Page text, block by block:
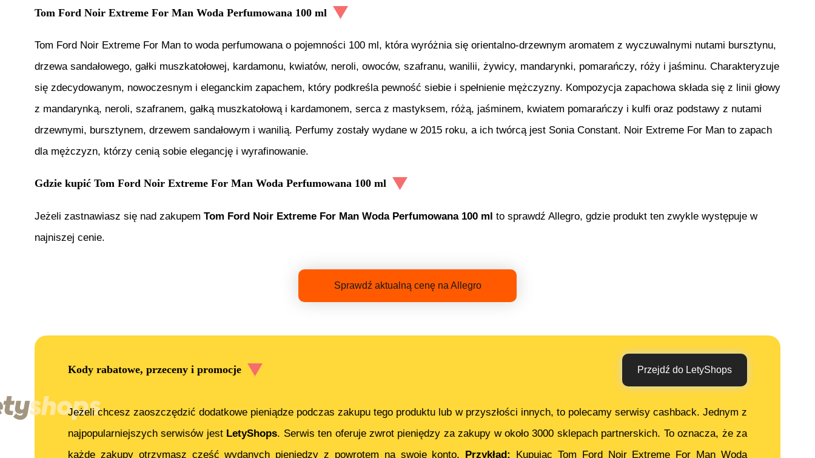
Tom Ford Noir Extreme For Man Woda Perfumowana 100 ml
Tom Ford Noir Extreme For Man to woda perfumowana o pojemności 100 ml, która wyróżnia się orientalno-drzewnym aromatem z wyczuwalnymi nutami bursztynu,
drzewa sandałowego, gałki muszkatołowej, kardamonu, kwiatów, neroli, owoców, szafranu, wanilii, żywicy, mandarynki, pomarańczy, róży i jaśminu. Charakteryzuje
się zdecydowanym, nowoczesnym i eleganckim zapachem, który podkreśla pewność siebie i spełnienie mężczyzny. Kompozycja zapachowa składa się z linii głowy
z mandarynką, neroli, szafranem, gałką muszkatołową i kardamonem, serca z mastyksem, różą, jaśminem, kwiatem pomarańczy i kulfi oraz podstawy z nutami
drzewnymi, bursztynem, drzewem sandałowym i wanilią. Perfumy zostały wydane w 2015 roku, a ich twórcą jest Sonia Constant. Noir Extreme For Man to zapach
dla mężczyzn, którzy cenią sobie elegancję i wyrafinowanie.
Gdzie kupić Tom Ford Noir Extreme For Man Woda Perfumowana 100 ml
Jeżeli zastnawiasz się nad zakupem Tom Ford Noir Extreme For Man Woda Perfumowana 100 ml to sprawdź Allegro, gdzie produkt ten zwykle występuje w
najniszej cenie.
Sprawdź aktualną cenę na Allegro
Kody rabatowe, przeceny i promocje Przejdź do LetyShops
Jeżeli chcesz zaoszczędzić dodatkowe pieniądze podczas zakupu tego produktu lub w przyszłości innych, to polecamy serwisy cashback. Jednym z
najpopularniejszych serwisów jest LetyShops. Serwis ten oferuje zwrot pieniędzy za zakupy w około 3000 sklepach partnerskich. To oznacza, że za
każde zakupy otrzymasz część wydanych pieniędzy z powrotem na swoje konto. Przykład: Kupując Tom Ford Noir Extreme For Man Woda